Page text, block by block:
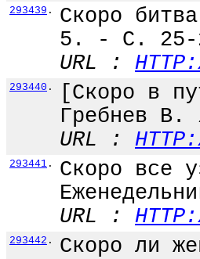
293439 .
Скоро
5. - С. 25-
URL :
293440 .
[Скоро в
Гребнев
URL :
293441 .
Скоро все
URL :
293442 .
Скоро ли